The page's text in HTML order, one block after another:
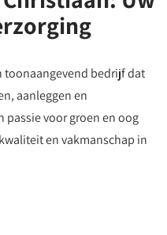
toonaangevend bedrijf dat
aanleggen en
voor groen en oog
en vakmanschap in